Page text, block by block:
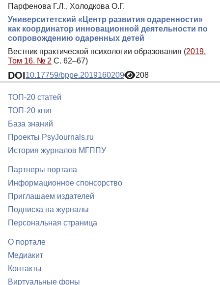
Парфенова Г.Л., Холодкова О.Г.
Университетский «Центр развития одаренности»
как координатор инновационной деятельности по
сопровождению одаренных детей
Вестник практической психологии образования (2019.
Том 16. № 2 С. 62–67)
DOI10.17759/bppe.2019160209 208
ТОП-20 статей
ТОП-20 книг
База знаний
Проекты PsyJournals.ru
История журналов МГППУ
Партнеры портала
Информационное спонсорство
Приглашаем издателей
Подписка на журналы
Персональная страница
О портале
Медиакит
Контакты
Виртуальные фоны